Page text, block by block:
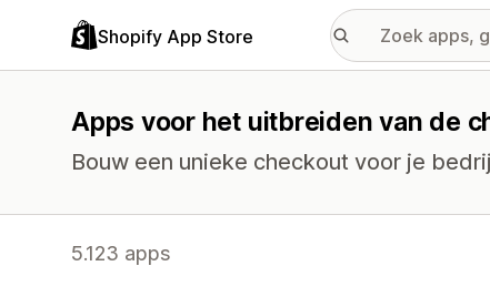
Shopify App Store
Apps voor het uitbreiden van de
Bouw een unieke checkout voor je
5.123 apps